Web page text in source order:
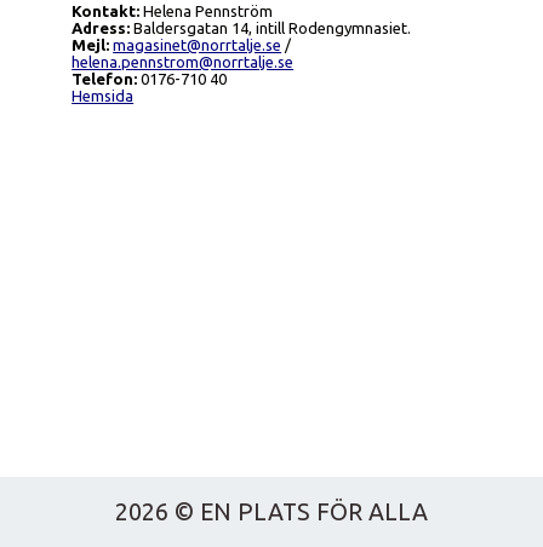
Kontakt: Helena Pennström
Adress: Baldersgatan 14, intill Rodengymnasiet.
Mejl: magasinet@norrtalje.se /
helena.pennstrom@norrtalje.se
Telefon: 0176-710 40
Hemsida
2026 © EN PLATS FÖR ALLA